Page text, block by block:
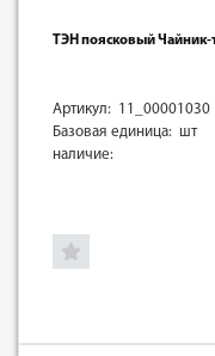
ТЭН поясковый
Артикул: 11_00001030
Базовая единица: шт
наличие: